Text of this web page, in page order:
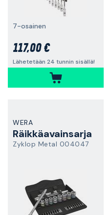
7-osainen
117,00 €
Lähetetään 24 tunnin sisällä!
WERA
Räikkäavainsarja
Zyklop Metal 004047